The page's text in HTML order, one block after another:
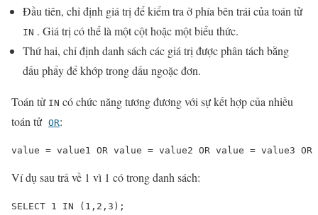
Đầu tiên, chỉ định giá trị để kiểm tra ở phía bên trái của toán tử
IN . Giá trị có thể là một cột hoặc một biểu thức.
Thứ hai, chỉ định danh sách các giá trị được phân tách bằng
dấu phẩy để khớp trong dấu ngoặc đơn.
Toán tử IN có chức năng tương đương với sự kết hợp của nhiều
toán tử OR:
value = value1 OR value = value2 OR value = value3
Ví dụ sau trả về 1 vì 1 có trong danh sách:
SELECT 1 IN (1,2,3);